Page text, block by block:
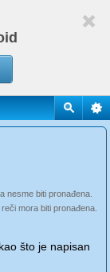
nesme biti pronađena.
mora biti pronađena.
što je napisan